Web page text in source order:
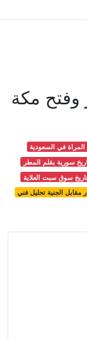
وفتح مكة
في السعودية
سوق سبت العلاية
مقابل الجنية تحليل فني